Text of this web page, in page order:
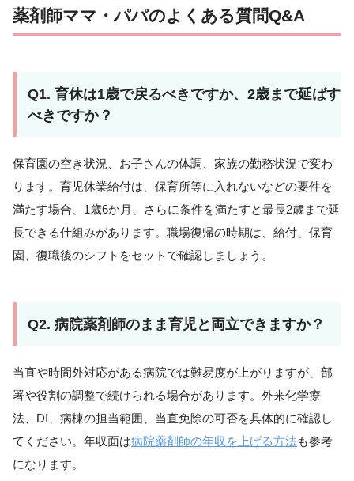
薬剤師ママ・パパのよくある質問Q&A
Q1. 育休は1歳で戻るべきですか、2歳まで延ばす
べきですか？
保育園の空き状況、お子さんの体調、家族の勤務状況で変わ
ります。育児休業給付は、保育所等に入れないなどの要件を
満たす場合、1歳6か月、さらに条件を満たすと最長2歳まで延
長できる仕組みがあります。職場復帰の時期は、給付、保育
園、復職後のシフトをセットで確認しましょう。
Q2. 病院薬剤師のまま育児と両立できますか？
当直や時間外対応がある病院では難易度が上がりますが、部
署や役割の調整で続けられる場合があります。外来化学療
法、DI、病棟の担当範囲、当直免除の可否を具体的に確認し
てください。年収面は病院薬剤師の年収を上げる方法も参考
になります。